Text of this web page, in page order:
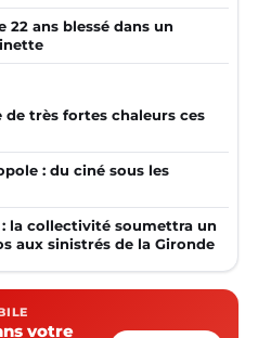
22 ans blessé dans un
de très fortes chaleurs ces
: du ciné sous les
la collectivité soumettra un
aux sinistrés de la Gironde
votre